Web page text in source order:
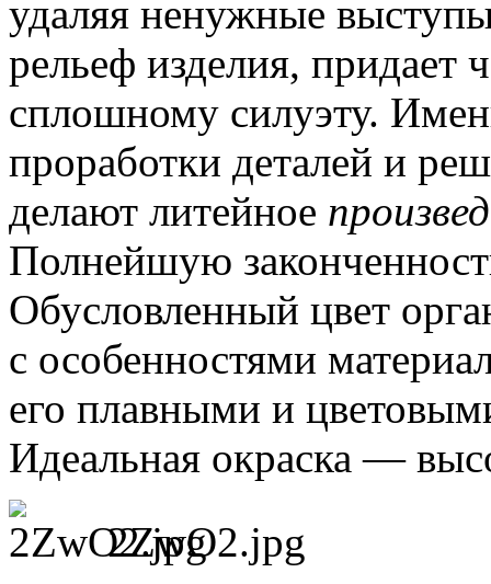
удаляя ненужные
рельеф изделия, придает
сплошному силуэту.
проработки деталей и
делают литейное
Полнейшую
Обусловленный цвет
с особенностями
его плавными и
Идеальная окраска —
2ZwO2.jpg